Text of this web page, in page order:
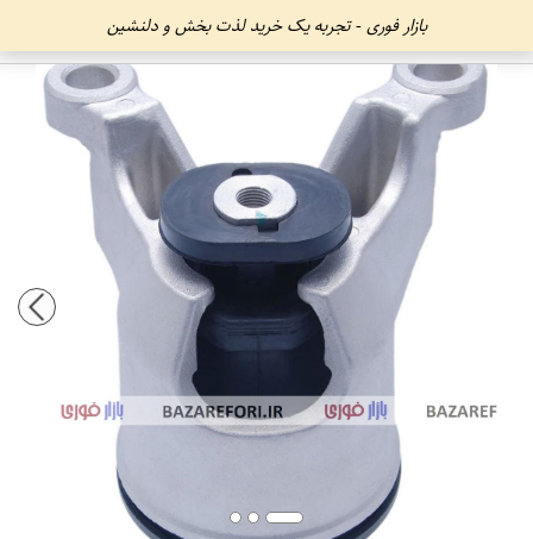
بازار فوری - تجربه یک خرید لذت بخش و دلنشین